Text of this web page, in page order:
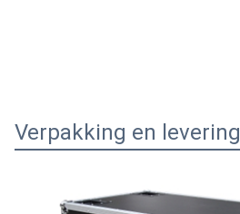
Verpakking en levering